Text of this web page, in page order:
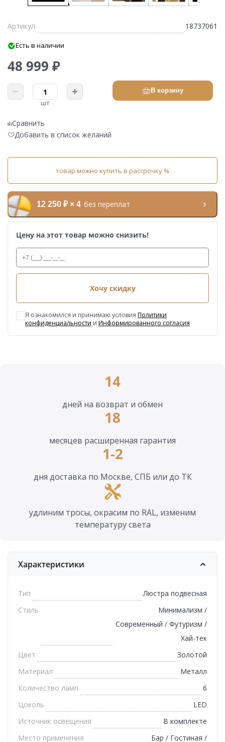
Артикул 18737061
Есть в наличии
48 999 ₽
шт
В корзину
Сравнить
Добавить в список желаний
товар можно купить в рассрочку %
12 250 ₽ × 4 без переплат
Цену на этот товар можно снизить!
Хочу скидку
Я ознакомился и принимаю условия Политики
конфиденциальности и Информированного согласия
14
дней на возврат и обмен
18
месяцев расширенная гарантия
1-2
дня доставка по Москве, СПБ или до ТК
удлиним тросы, окрасим по RAL, изменим
температуру света
Характеристики
Тип
Люстра подвесная
Стиль
Минимализм /
Современный / Футуризм /
Хай-тек
Цвет
Золотой
Материал
Металл
Количество ламп
6
Цоколь
LED
Источник освещения
В комплекте
Место применения
Бар / Гостиная /